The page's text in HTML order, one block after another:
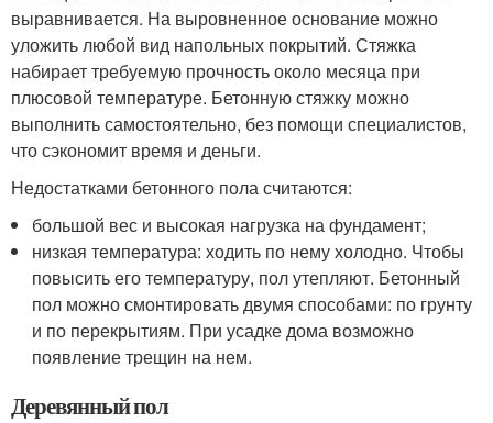
выравнивается. На выровненное основание можно
уложить любой вид напольных покрытий. Стяжка
набирает требуемую прочность около месяца при
плюсовой температуре. Бетонную стяжку можно
выполнить самостоятельно, без помощи специалистов,
что сэкономит время и деньги.
Недостатками бетонного пола считаются:
большой вес и высокая нагрузка на фундамент;
низкая температура: ходить по нему холодно. Чтобы
повысить его температуру, пол утепляют. Бетонный
пол можно смонтировать двумя способами: по грунту
и по перекрытиям. При усадке дома возможно
появление трещин на нем.
Деревянный пол